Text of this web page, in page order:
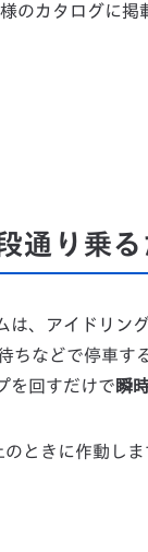
のカタログに
通り乗
は、アイドリン
ちなどで停車す
を回すだけで瞬
ときに作動しま